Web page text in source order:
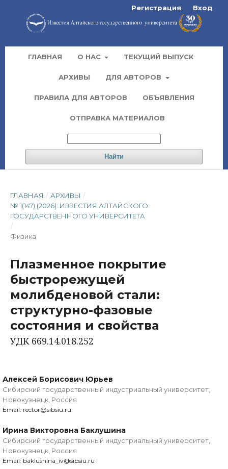
ГЛАВНАЯ О НАС ТЕКУЩИЙ ВЫПУСК
АРХИВЫ ДЛЯ АВТОРОВ
ПРАВИЛА ДЛЯ АВТОРОВ ОБЪЯВЛЕНИЯ
ОТПРАВКА МАТЕРИАЛОВ
Найти
Регистрация Вход
ГЛАВНАЯ / АРХИВЫ /
№ 1(147) (2026): ИЗВЕСТИЯ АЛТАЙСКОГО
ГОСУДАРСТВЕННОГО УНИВЕРСИТЕТА
/
Физика
Плазменное покрытие
быстрорежущей
молибденовой стали:
структурно-фазовые
состояния и свойства
УДК 669.14.018.252
Алексей Борисович Юрьев
Сибирский государственный индустриальный университет,
Новокузнецк, Россия
Email: rector@sibsiu.ru
Ирина Викторовна Баклушина
Сибирский государственный индустриальный университет,
Новокузнецк, Россия
Email: baklushina_iv@sibsiu.ru